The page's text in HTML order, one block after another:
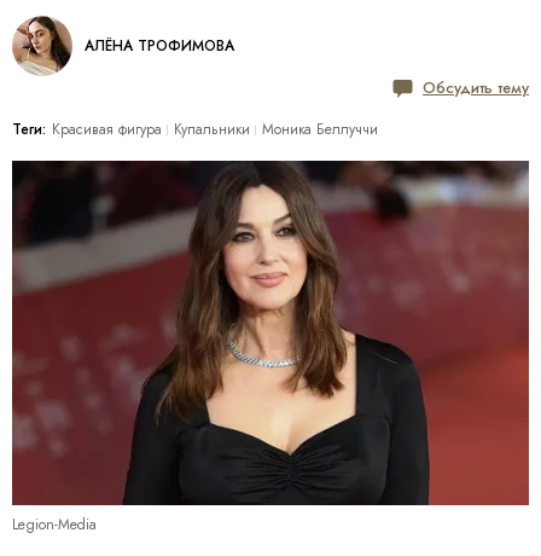
АЛЁНА ТРОФИМОВА
Обсудить тему
Теги: Красивая фигура Купальники Моника Беллуччи
Legion-Media